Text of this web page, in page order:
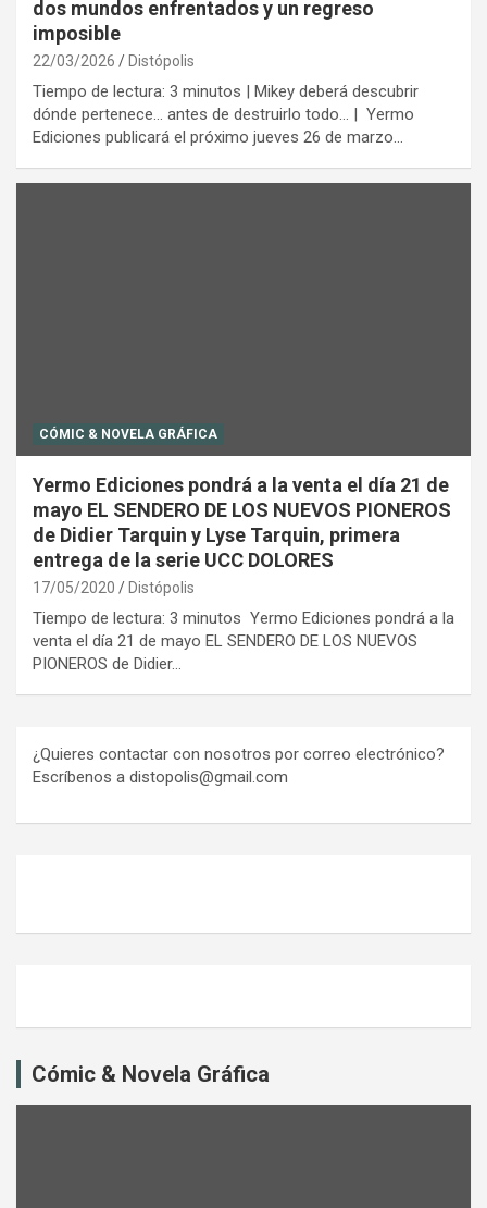
dos mundos enfrentados y un regreso
imposible
22/03/2026 Distópolis
Tiempo de lectura: 3 minutos | Mikey deberá descubrir
dónde pertenece… antes de destruirlo todo… | Yermo
Ediciones publicará el próximo jueves 26 de marzo…
CÓMIC & NOVELA GRÁFICA
Yermo Ediciones pondrá a la venta el día 21 de
mayo EL SENDERO DE LOS NUEVOS PIONEROS
de Didier Tarquin y Lyse Tarquin, primera
entrega de la serie UCC DOLORES
17/05/2020 Distópolis
Tiempo de lectura: 3 minutos Yermo Ediciones pondrá a la
venta el día 21 de mayo EL SENDERO DE LOS NUEVOS
PIONEROS de Didier…
¿Quieres contactar con nosotros por correo electrónico?
Escríbenos a distopolis@gmail.com
Cómic & Novela Gráfica